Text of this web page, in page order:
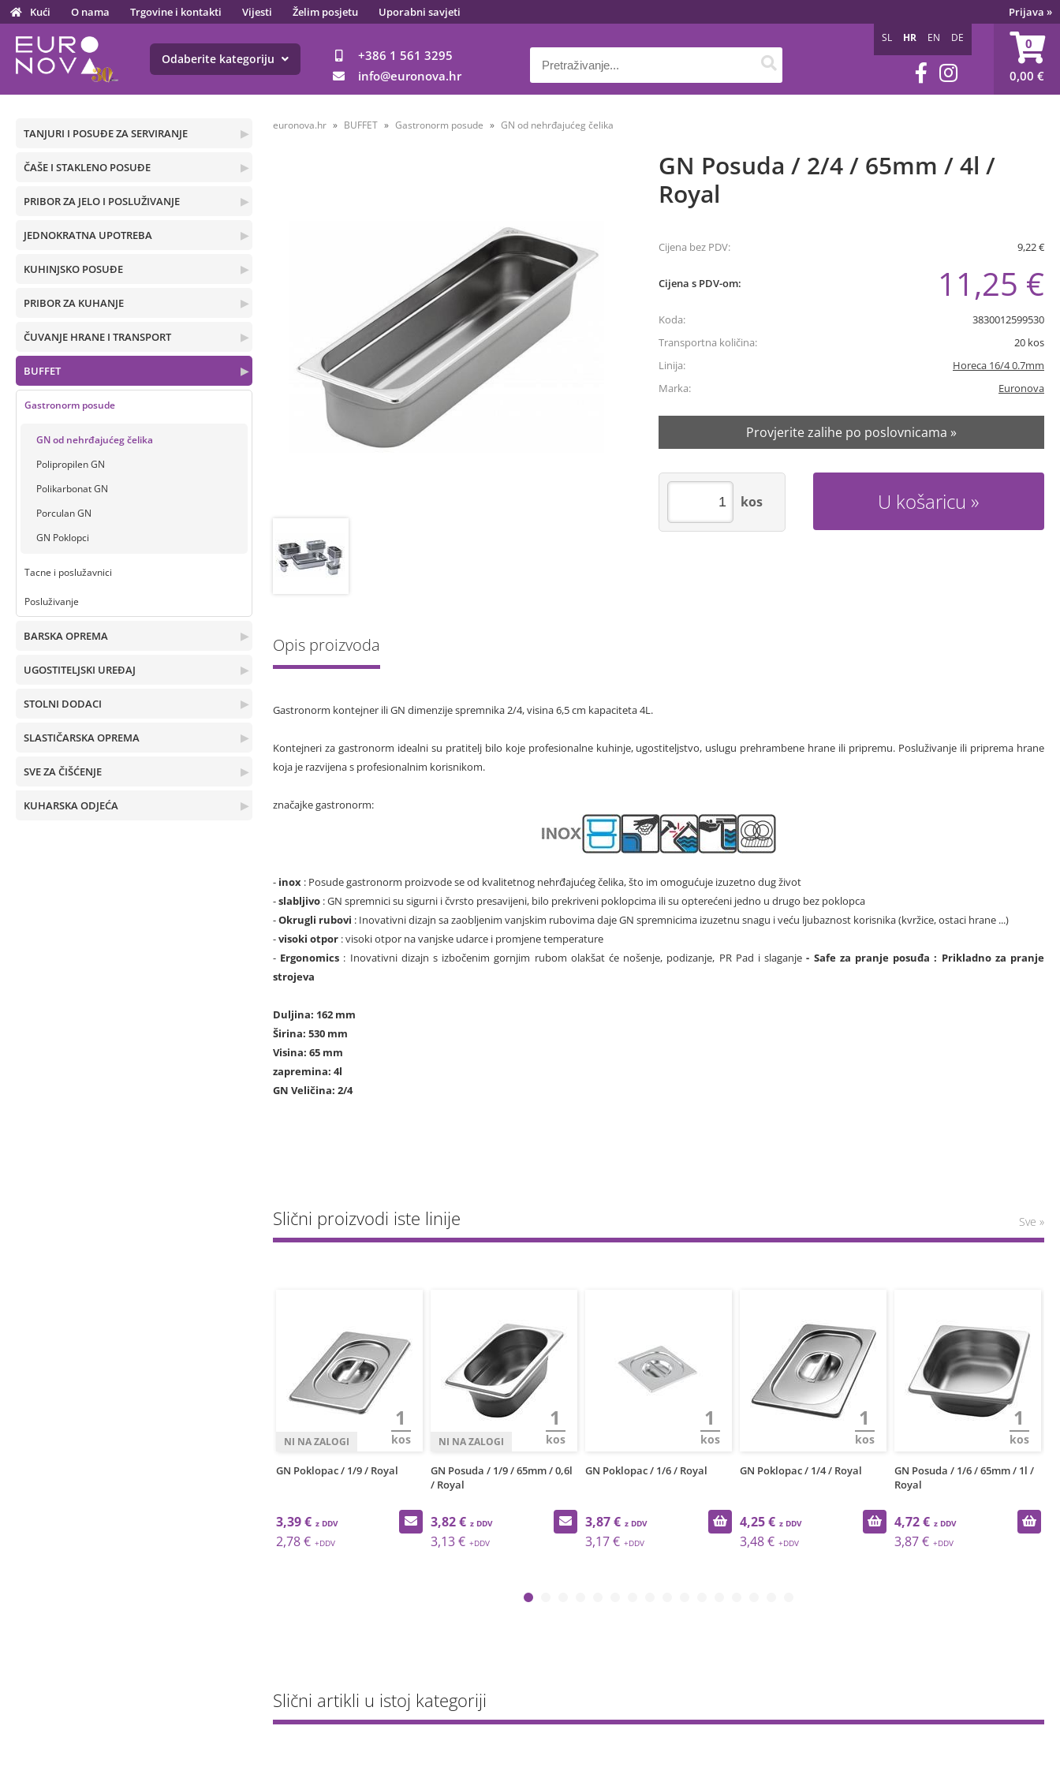
Kući O nama Trgovine i kontakti Vijesti Želim posjetu Uporabni savjeti Prijava »
+386 1 561 3295
info
euronova.hr
0
0,00 €
SL HR EN DE
Odaberite kategoriju
▶
TANJURI I POSUĐE ZA SERVIRANJE
▶
ČAŠE I STAKLENO POSUĐE
▶
PRIBOR ZA JELO I POSLUŽIVANJE
▶
JEDNOKRATNA UPOTREBA
▶
KUHINJSKO POSUĐE
▶
PRIBOR ZA KUHANJE
▶
ČUVANJE HRANE I TRANSPORT
▶
BUFFET
Gastronorm posude
GN od nehrđajućeg čelika
Polipropilen GN
Polikarbonat GN
Porculan GN
GN Poklopci
Tacne i poslužavnici
Posluživanje
▶
BARSKA OPREMA
▶
UGOSTITELJSKI UREĐAJ
▶
STOLNI DODACI
▶
SLASTIČARSKA OPREMA
▶
SVE ZA ČIŠĆENJE
▶
KUHARSKA ODJEĆA
euronova.hr BUFFET Gastronorm posude GN od nehrđajućeg čelika
GN Posuda / 2/4 / 65mm / 4l /
Royal
Cijena bez PDV: 9,22 €
Cijena s PDV-om: 11,25 €
Koda:
3830012599530
Transportna količina:
20 kos
Linija:
Horeca 16/4 0.7mm
Marka:
Euronova
Provjerite zalihe po poslovnicama »
U košaricu
kos
Opis proizvoda
Gastronorm kontejner ili GN dimenzije spremnika 2/4, visina 6,5 cm kapaciteta 4L.
Kontejneri za gastronorm idealni su pratitelj bilo koje profesionalne kuhinje, ugostiteljstvo, uslugu prehrambene hrane ili pripremu. Posluživanje ili priprema hrane
koja je razvijena s profesionalnim korisnikom.
značajke gastronorm:
- inox : Posude gastronorm proizvode se od kvalitetnog nehrđajućeg čelika, što im omogućuje izuzetno dug život
-slabljivo : GN spremnici su sigurni i čvrsto presavijeni, bilo prekriveni poklopcima ili su opterećeni jedno u drugo bez poklopca
-Okrugli rubovi : Inovativni dizajn sa zaobljenim vanjskim rubovima daje GN spremnicima izuzetnu snagu i veću ljubaznost korisnika (kvržice, ostaci hrane ...)
-visoki otpor : visoki otpor na vanjske udarce i promjene temperature
- Ergonomics : Inovativni dizajn s izbočenim gornjim rubom olakšat će nošenje, podizanje, PR Pad i slaganje- Safe za pranje posuđa: Prikladno za pranje
strojeva
Duljina: 162 mm
Širina: 530 mm
Visina: 65 mm
zapremina: 4l
GN Veličina: 2/4
Slični proizvodi iste linije Sve »
1
kos
GN Poklopac / 1/9 / Royal
3,39 €
2,78 €
1
kos
GN Posuda / 1/9 / 65mm / 0,6l
/ Royal
3,82 €
3,13 €
1
kos
GN Poklopac / 1/6 / Royal
3,87 €
3,17 €
1
kos
GN Poklopac / 1/4 / Royal
4,25 €
3,48 €
1
kos
GN Posuda / 1/6 / 65mm / 1l /
Royal
4,72 €
3,87 €
Slični artikli u istoj kategoriji